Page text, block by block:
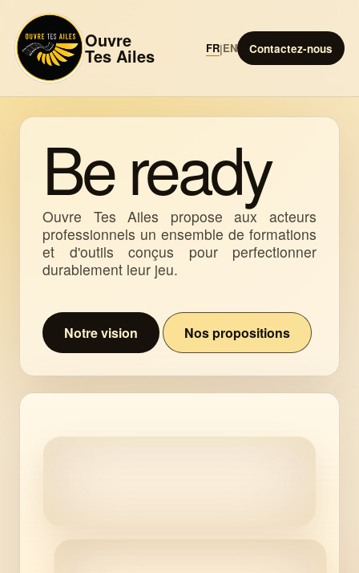
Ouvre
Tes Ailes FR|EN Contactez-nous
Be ready
Ouvre Tes Ailes propose aux acteurs
professionnels un ensemble de formations
et d'outils conçus pour perfectionner
durablement leur jeu.
Notre vision Nos propositions